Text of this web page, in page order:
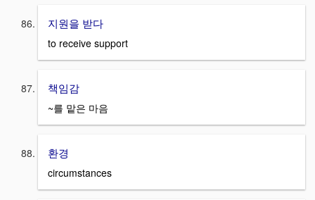
지원을 받다
to receive support
책임감
~를 맡은 마음
환경
circumstances